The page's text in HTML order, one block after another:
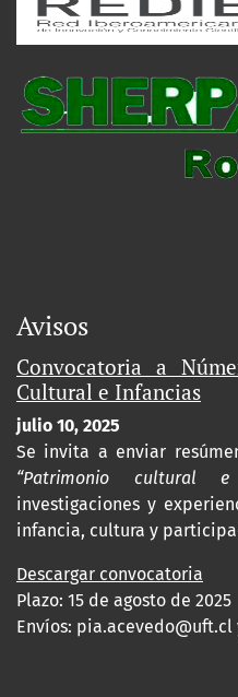
Avisos
Convocatoria a
Cultural e Infancias
julio 10, 2025
Se invita a enviar
“Patrimonio cultural e
investigaciones y
infancia, cultura y
Descargar convocatoria
Plazo: 15 de agosto de 2025
Envíos: pia.acevedo@uft.cl